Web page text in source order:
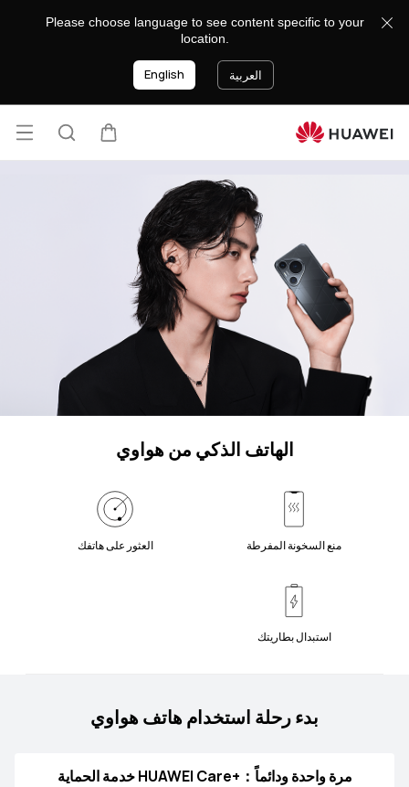
هواتف
Please choose language to see content specific to your
location.
العربية English
عربةالبحثفتح
الهاتف الذكي من هواوي
منع السخونة المفرطة العثور على هاتفك
استبدال بطاريتك
بدء رحلة استخدام هاتف هواوي
خدمة الحماية HUAWEI Care+：مرة واحدة ودائماً